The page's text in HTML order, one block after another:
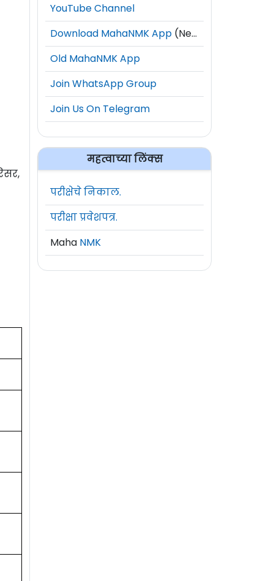
YouTube Channel
Download MahaNMK App (New)
Old MahaNMK App
Join WhatsApp Group
Join Us On Telegram
महत्वाच्या लिंक्स
परीक्षेचे निकाल.
परीक्षा प्रवेशपत्र.
Maha NMK